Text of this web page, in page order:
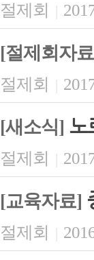
절제회 |
[절제회자
절제회 |
[새소식] 노
절제회 |
[교육자료]
절제회 |